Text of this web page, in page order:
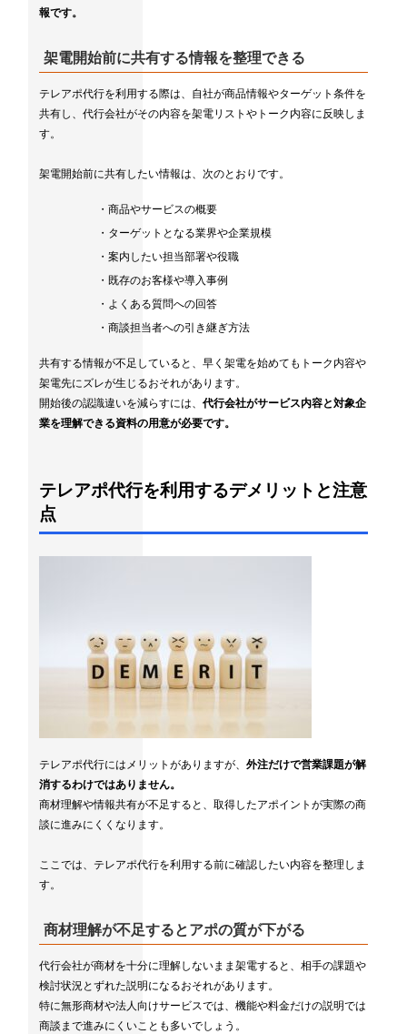
報です。
架電開始前に共有する情報を整理できる
テレアポ代行を利用する際は、自社が商品情報やターゲット条件を
共有し、代行会社がその内容を架電リストやトーク内容に反映しま
す。
架電開始前に共有したい情報は、次のとおりです。
・商品やサービスの概要
・ターゲットとなる業界や企業規模
・案内したい担当部署や役職
・既存のお客様や導入事例
・よくある質問への回答
・商談担当者への引き継ぎ方法
共有する情報が不足していると、早く架電を始めてもトーク内容や
架電先にズレが生じるおそれがあります。
開始後の認識違いを減らすには、 代行会社がサービス内容と対象企
業を理解できる資料の用意が必要です。
テレアポ代行を利用するデメリットと注意
点
テレアポ代行にはメリットがありますが、 外注だけで営業課題が解
消するわけではありません。
商材理解や情報共有が不足すると、取得したアポイントが実際の商
談に進みにくくなります。
ここでは、テレアポ代行を利用する前に確認したい内容を整理しま
す。
商材理解が不足するとアポの質が下がる
代行会社が商材を十分に理解しないまま架電すると、相手の課題や
検討状況とずれた説明になるおそれがあります。
特に無形商材や法人向けサービスでは、機能や料金だけの説明では
商談まで進みにくいことも多いでしょう。